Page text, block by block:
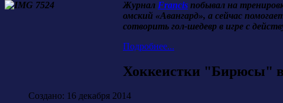
Журнал Francis побывал на
омский «Авангард», а сейчас
сотворить гол-шедевр в игре с
Подробнее...
Хоккеистки "Бирюсы"
Создано: 16 декабря 2014